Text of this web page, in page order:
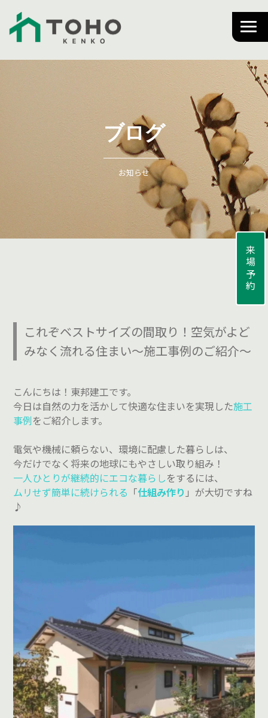
来場予約
ブログ
お知らせ
これぞベストサイズの間取り！空気がよど
みなく流れる住まい～施工事例のご紹介～
こんにちは！東邦建工です。
今日は自然の力を活かして快適な住まいを実現した施工
事例をご紹介します。
電気や機械に頼らない、環境に配慮した暮らしは、
今だけでなく将来の地球にもやさしい取り組み！
一人ひとりが継続的にエコな暮らしをするには、
ムリせず簡単に続けられる 「仕組み作り 」が大切ですね
♪